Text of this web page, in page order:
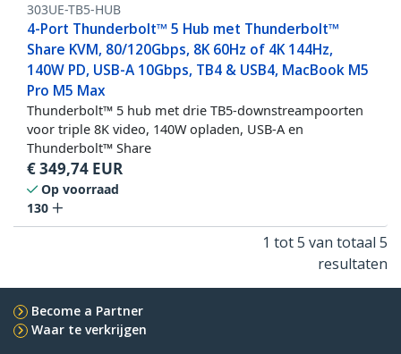
303UE-TB5-HUB
4-Port Thunderbolt™ 5 Hub met Thunderbolt™
Share KVM, 80/120Gbps, 8K 60Hz of 4K 144Hz,
140W PD, USB-A 10Gbps, TB4 & USB4, MacBook M5
Pro M5 Max
Thunderbolt™ 5 hub met drie TB5-downstreampoorten
voor triple 8K video, 140W opladen, USB-A en
Thunderbolt™ Share
€349,74 EUR
Op voorraad
130
1 tot 5 van totaal 5
resultaten
Become a Partner
Waar te verkrijgen